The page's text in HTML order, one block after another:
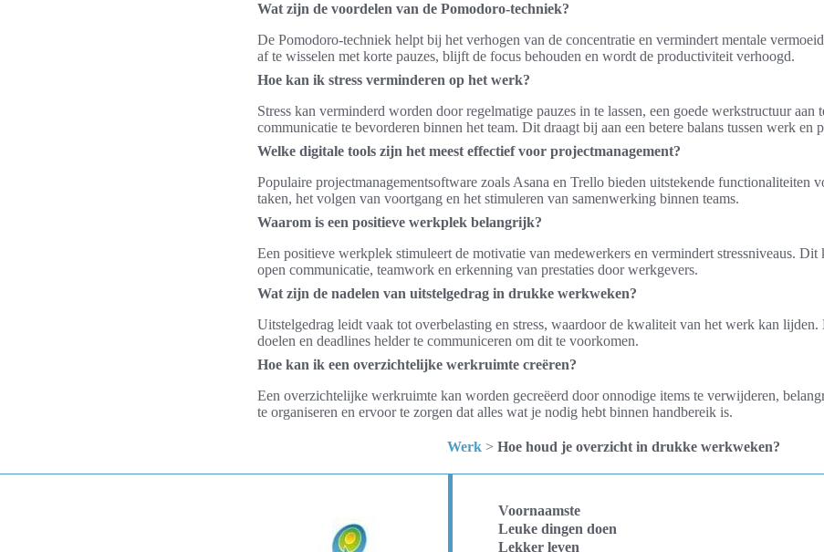
Wat zijn de voordelen van de Pomodoro-techniek?
De Pomodoro-techniek helpt bij het verhogen van de concentratie en vermindert mentale
af te wisselen met korte pauzes, blijft de focus behouden en wordt de productiviteit verhoogd.
Hoe kan ik stress verminderen op het werk?
Stress kan verminderd worden door regelmatige pauzes in te lassen, een goede werkstructuur aan
communicatie te bevorderen binnen het team. Dit draagt bij aan een betere balans tussen werk en
Welke digitale tools zijn het meest effectief voor projectmanagement?
Populaire projectmanagementsoftware zoals Asana en Trello bieden uitstekende functionaliteiten
taken, het volgen van voortgang en het stimuleren van samenwerking binnen teams.
Waarom is een positieve werkplek belangrijk?
Een positieve werkplek stimuleert de motivatie van medewerkers en vermindert stressniveaus.
open communicatie, teamwork en erkenning van prestaties door werkgevers.
Wat zijn de nadelen van uitstelgedrag in drukke werkweken?
Uitstelgedrag leidt vaak tot overbelasting en stress, waardoor de kwaliteit van het werk kan lijden.
doelen en deadlines helder te communiceren om dit te voorkomen.
Hoe kan ik een overzichtelijke werkruimte creëren?
Een overzichtelijke werkruimte kan worden gecreëerd door onnodige items te verwijderen,
te organiseren en ervoor te zorgen dat alles wat je nodig hebt binnen handbereik is.
Werk> Hoe houd je overzicht in drukke werkweken?
Voornaamste
Leuke dingen doen
Lekker leven